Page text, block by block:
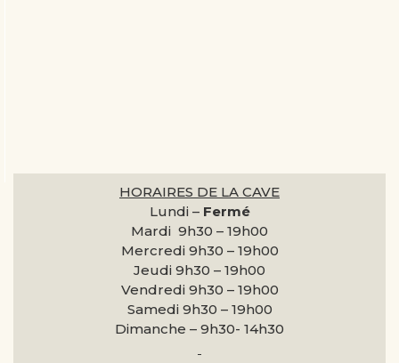
HORAIRES DE LA CAVE
Lundi – Fermé
Mardi 9h30 – 19h00
Mercredi 9h30 – 19h00
Jeudi 9h30 – 19h00
Vendredi 9h30 – 19h00
Samedi 9h30 – 19h00
Dimanche – 9h30- 14h30